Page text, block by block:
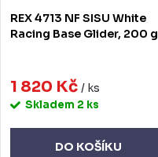
REX 4713 NF SISU White
Racing Base Glider, 200 g
1 820 Kč / ks
Skladem 2 ks
DO KOŠÍKU